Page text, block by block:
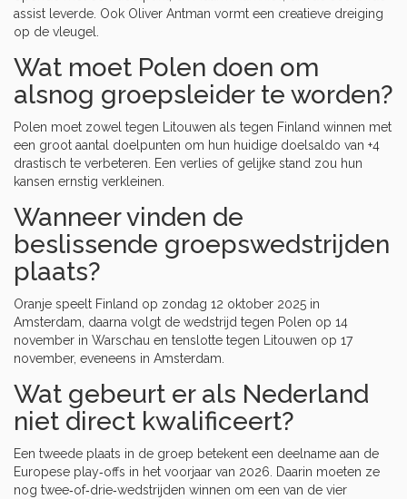
assist leverde. Ook Oliver Antman vormt een creatieve dreiging
op de vleugel.
Wat moet Polen doen om
alsnog groepsleider te worden?
Polen moet zowel tegen Litouwen als tegen Finland winnen met
een groot aantal doelpunten om hun huidige doelsaldo van +4
drastisch te verbeteren. Een verlies of gelijke stand zou hun
kansen ernstig verkleinen.
Wanneer vinden de
beslissende groepswedstrijden
plaats?
Oranje speelt Finland op zondag 12 oktober 2025 in
Amsterdam, daarna volgt de wedstrijd tegen Polen op 14
november in Warschau en tenslotte tegen Litouwen op 17
november, eveneens in Amsterdam.
Wat gebeurt er als Nederland
niet direct kwalificeert?
Een tweede plaats in de groep betekent een deelname aan de
Europese play‑offs in het voorjaar van 2026. Daarin moeten ze
nog twee‑of‑drie‑wedstrijden winnen om een van de vier